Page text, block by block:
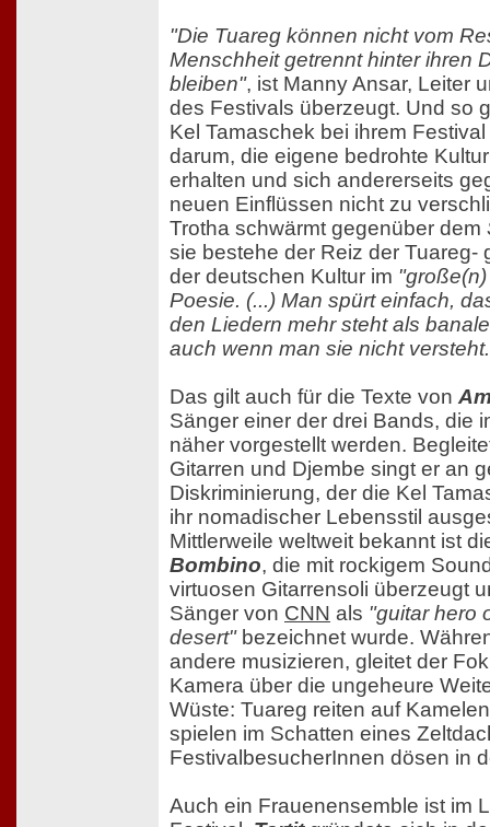
"Die Tuareg können nicht vom
Menschheit getrennt hinter ihren
bleiben", ist Manny Ansar, Leiter
des Festivals überzeugt. Und so
Kel Tamaschek bei ihrem
darum, die eigene bedrohte
erhalten und sich andererseits
neuen Einflüssen nicht zu
Trotha schwärmt gegenüber dem
sie bestehe der Reiz der Tuareg-
der deutschen Kultur im
Poesie. (...) Man spürt einfach,
den Liedern mehr steht als
auch wenn man sie nicht
Das gilt auch für die Texte von
Sänger einer der drei Bands, die
näher vorgestellt werden.
Gitarren und Djembe singt er an
Diskriminierung, der die Kel
ihr nomadischer Lebensstil
Mittlerweile weltweit bekannt ist
Bombino, die mit rockigem
virtuosen Gitarrensoli überzeugt
Sänger von CNN als "guitar hero
desert"bezeichnet wurde.
andere musizieren, gleitet der
Kamera über die ungeheure
Wüste: Tuareg reiten auf
spielen im Schatten eines
FestivalbesucherInnen dösen in
Auch ein Frauenensemble ist im